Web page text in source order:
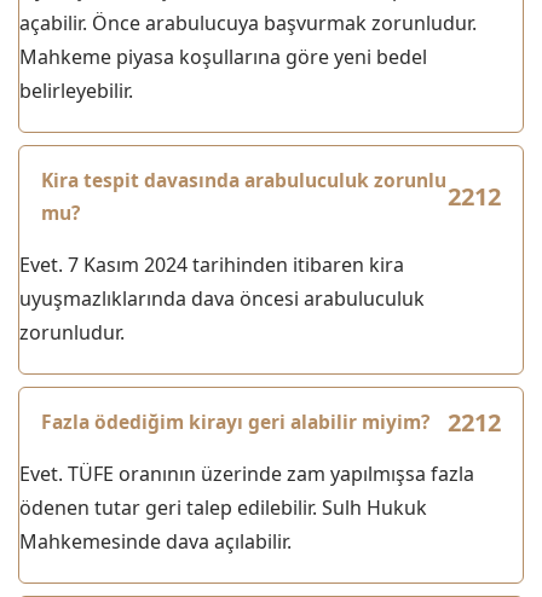
açabilir. Önce arabulucuya başvurmak zorunludur.
Mahkeme piyasa koşullarına göre yeni bedel
belirleyebilir.
Kira tespit davasında arabuluculuk zorunlu
mu?
Evet. 7 Kasım 2024 tarihinden itibaren kira
uyuşmazlıklarında dava öncesi arabuluculuk
zorunludur.
Fazla ödediğim kirayı geri alabilir miyim?
Evet. TÜFE oranının üzerinde zam yapılmışsa fazla
ödenen tutar geri talep edilebilir. Sulh Hukuk
Mahkemesinde dava açılabilir.